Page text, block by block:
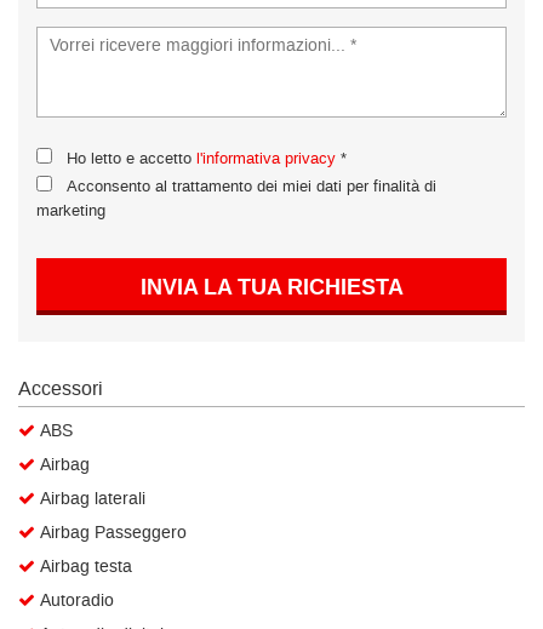
Ho letto e accetto l'informativa privacy *
Acconsento al trattamento dei miei dati per finalità di
marketing
INVIA LA TUA RICHIESTA
Accessori
ABS
Airbag
Airbag laterali
Airbag Passeggero
Airbag testa
Autoradio
Cookie analitici
Leggi